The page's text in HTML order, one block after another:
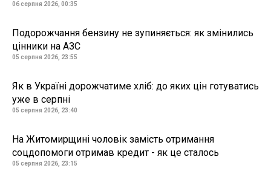
06 серпня 2026, 00:35
Подорожчання бензину не зупиняється: як змінились
цінники на АЗС
05 серпня 2026, 23:55
Як в Україні дорожчатиме хліб: до яких цін готуватись
уже в серпні
05 серпня 2026, 23:40
На Житомирщині чоловік замість отримання
соцдопомоги отримав кредит - як це сталось
05 серпня 2026, 23:15